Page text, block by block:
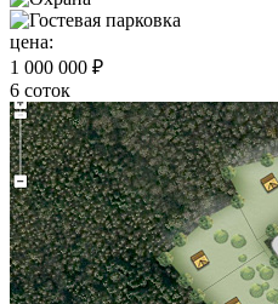
цена:
1 000 000 ₽
6 соток